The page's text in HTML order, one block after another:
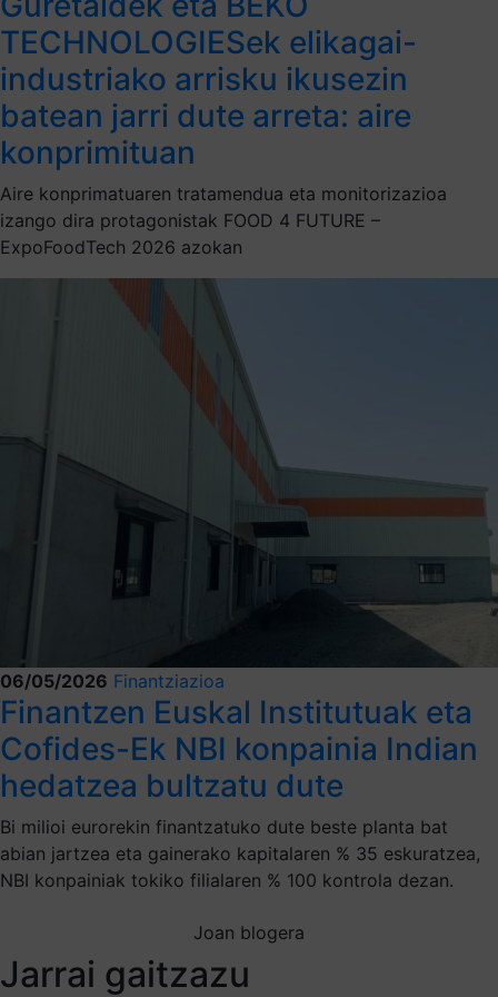
TECHNOLOGIESek elikagai-
industriako arrisku ikusezin
batean jarri dute arreta: aire
konprimituan
Aire konprimatuaren tratamendua eta monitorizazioa
izango dira protagonistak FOOD 4 FUTURE –
ExpoFoodTech 2026 azokan
06/05/2026 Finantziazioa
Finantzen Euskal Institutuak eta
Cofides-Ek NBI konpainia Indian
hedatzea bultzatu dute
Bi milioi eurorekin finantzatuko dute beste planta bat
abian jartzea eta gainerako kapitalaren % 35 eskuratzea,
NBI konpainiak tokiko filialaren % 100 kontrola dezan.
Joan blogera
Jarrai gaitzazu